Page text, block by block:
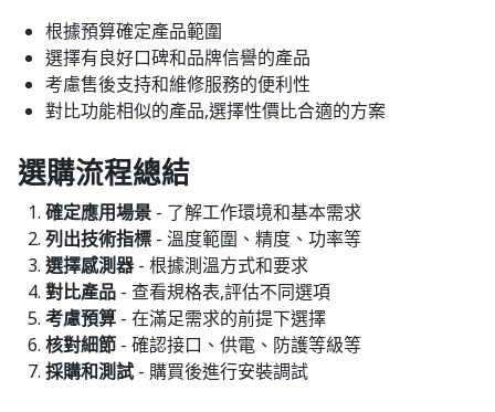
根據預算確定產品範圍
選擇有良好口碑和品牌信譽的產品
考慮售後支持和維修服務的便利性
對比功能相似的產品,選擇性價比合適的方案
選購流程總結
確定應用場景 - 了解工作環境和基本需求
列出技術指標 - 溫度範圍、精度、功率等
選擇感測器 - 根據測溫方式和要求
對比產品 - 查看規格表,評估不同選項
考慮預算 - 在滿足需求的前提下選擇
核對細節 - 確認接口、供電、防護等級等
採購和測試 - 購買後進行安裝調試